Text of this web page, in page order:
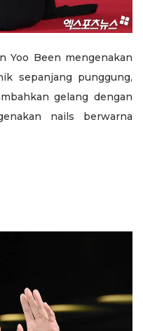
Yoo Been mengenakan
sepanjang punggung,
gelang dengan
nails berwarna